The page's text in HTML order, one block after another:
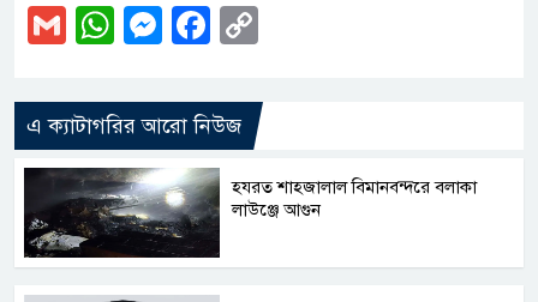
GmailWhatsApp
Messenger
Facebook
এ ক্যাটাগরির আরো নিউজ
হযরত শাহজালাল বিমানবন্দরে বলাকা
লাউঞ্জে আগুন